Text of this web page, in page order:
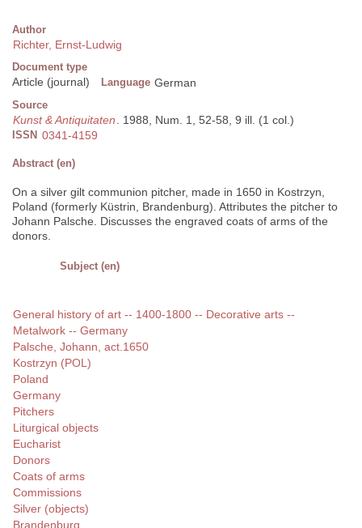
Author
Richter, Ernst-Ludwig
Document type
Article (journal) Language German
Source
Kunst & Antiquitaten. 1988, Num. 1, 52-58, 9 ill. (1 col.)
ISSN 0341-4159
Abstract (en)
On a silver gilt communion pitcher, made in 1650 in Kostrzyn,
Poland (formerly Küstrin, Brandenburg). Attributes the pitcher to
Johann Palsche. Discusses the engraved coats of arms of the
donors.
Subject (en)
General history of art -- 1400-1800 -- Decorative arts --
Metalwork -- Germany
Palsche, Johann, act.1650
Kostrzyn (POL)
Poland
Germany
Pitchers
Liturgical objects
Eucharist
Donors
Coats of arms
Commissions
Silver (objects)
Brandenburg